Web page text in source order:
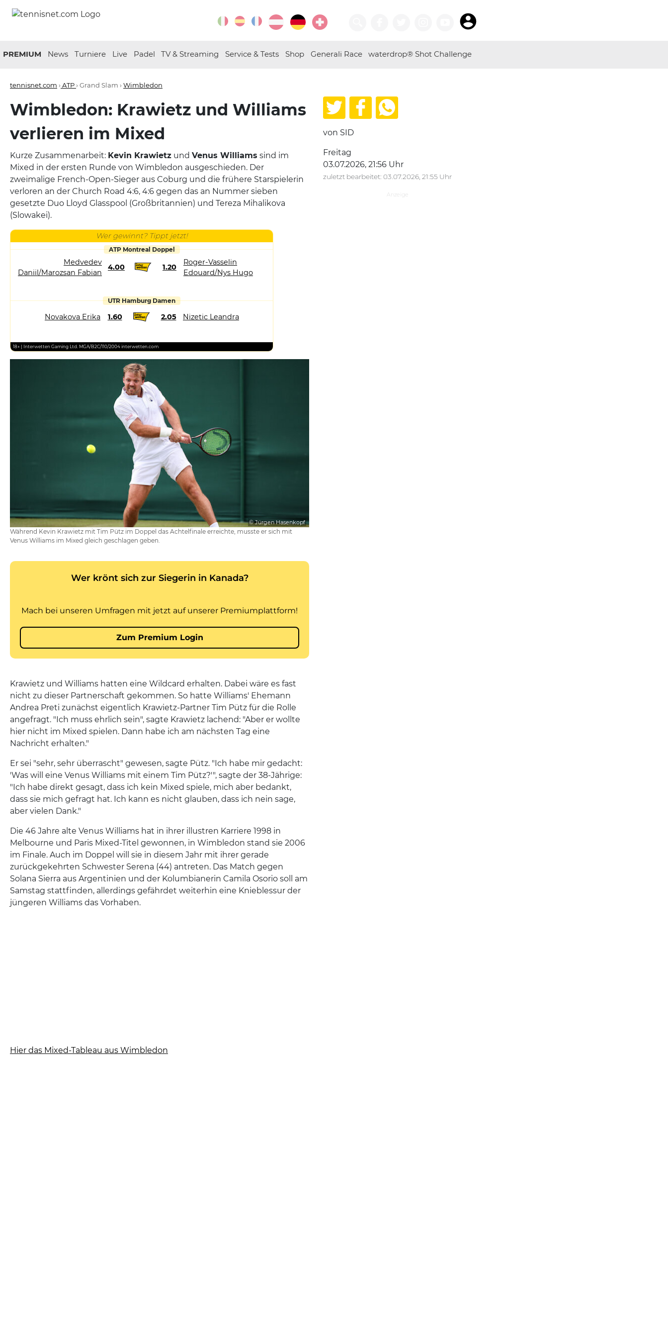
PREMIUM News Turniere Live Padel TV & Streaming Service & Tests Shop Generali Race waterdrop® Shot Challenge
tennisnet.com › ATP› Grand Slam › Wimbledon
Wimbledon: Krawietz und Williams
verlieren im Mixed
Kurze Zusammenarbeit: Kevin Krawietz und Venus Williams sind im
Mixed in der ersten Runde von Wimbledon ausgeschieden. Der
zweimalige French-Open-Sieger aus Coburg und die frühere Starspielerin
verloren an der Church Road 4:6, 4:6 gegen das an Nummer sieben
gesetzte Duo Lloyd Glasspool (Großbritannien) und Tereza Mihalikova
(Slowakei).
Wer gewinnt? Tippt jetzt!
ATP Montreal Doppel
Medvedev
Daniil/Marozsan Fabian
4.00 1.20
Roger-Vasselin
Edouard/Nys Hugo
UTR Hamburg Damen
Novakova Erika 1.60 2.05 Nizetic Leandra
18+ | Interwetten Gaming Ltd. MGA/B2C/110/2004 interwetten.com
© Jürgen Hasenkopf
Während Kevin Krawietz mit Tim Pütz im Doppel das Achtelfinale erreichte, musste er sich mit
Venus Williams im Mixed gleich geschlagen geben.
Krawietz und Williams hatten eine Wildcard erhalten. Dabei wäre es fast
nicht zu dieser Partnerschaft gekommen. So hatte Williams' Ehemann
Andrea Preti zunächst eigentlich Krawietz-Partner Tim Pütz für die Rolle
angefragt. "Ich muss ehrlich sein", sagte Krawietz lachend: "Aber er wollte
hier nicht im Mixed spielen. Dann habe ich am nächsten Tag eine
Nachricht erhalten."
Er sei "sehr, sehr überrascht" gewesen, sagte Pütz. "Ich habe mir gedacht:
'Was will eine Venus Williams mit einem Tim Pütz?'", sagte der 38-Jährige:
"Ich habe direkt gesagt, dass ich kein Mixed spiele, mich aber bedankt,
dass sie mich gefragt hat. Ich kann es nicht glauben, dass ich nein sage,
aber vielen Dank."
Die 46 Jahre alte Venus Williams hat in ihrer illustren Karriere 1998 in
Melbourne und Paris Mixed-Titel gewonnen, in Wimbledon stand sie 2006
im Finale. Auch im Doppel will sie in diesem Jahr mit ihrer gerade
zurückgekehrten Schwester Serena (44) antreten. Das Match gegen
Solana Sierra aus Argentinien und der Kolumbianerin Camila Osorio soll am
Samstag stattfinden, allerdings gefährdet weiterhin eine Knieblessur der
jüngeren Williams das Vorhaben.
Hier das Mixed-Tableau aus Wimbledon
von SID
Freitag
03.07.2026, 21:56 Uhr
zuletzt bearbeitet: 03.07.2026, 21:55 Uhr